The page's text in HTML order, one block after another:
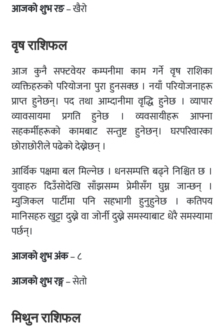
आजको शुभ रङ– खैरो
वृष राशिफल
आज कुनै सफ्टवेयर कम्पनीमा काम गर्ने वृष राशिका
व्यक्तिहरुको परियोजना पुरा हुनसक्छ । नयाँ परियोजनाहरू
प्राप्त हुनेछन्। पद तथा आम्दानीमा वृद्धि हुनेछ । व्यापार
व्यावसायमा प्रगति हुनेछ । व्यवसायीहरू आफ्ना
सहकर्मीहरूको कामबाट सन्तुष्ट हुनेछन्। घरपरिवारका
छोराछोरीले पढेको देख्नेछन् ।
आर्थिक पक्षमा बल मिल्नेछ । धनसम्पत्ति बढ्ने निश्चित छ ।
युवाहरु दिउँसोदेखि साँझसम्म प्रेमीसँग घुम्न जान्छन् ।
म्युजिकल पार्टीमा पनि सहभागी हुनुहुनेछ । कतिपय
मानिसहरु खुट्टा दुख्ने वा जोर्नी दुख्ने समस्याबाट धेरै समस्यामा
पर्छन्।
आजको शुभ अंक– ८
आजको शुभ रङ्ग– सेतो
मिथुन राशिफल